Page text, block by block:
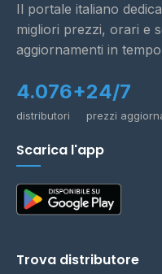
Il portale italiano
migliori prezzi, orari e
aggiornamenti in
4.076+
distributori
24/7
prezzi
Scarica l'app
Trova distributore